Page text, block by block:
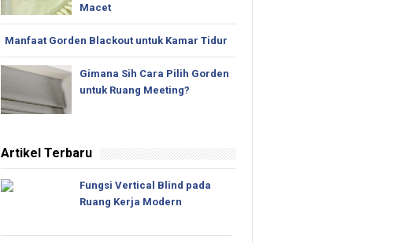
Macet
Manfaat Gorden Blackout untuk Kamar Tidur
Gimana Sih Cara Pilih Gorden
untuk Ruang Meeting?
Artikel Terbaru
Fungsi Vertical Blind pada
Ruang Kerja Modern